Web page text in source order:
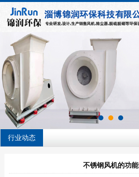
行业动态
不锈钢风机的功能